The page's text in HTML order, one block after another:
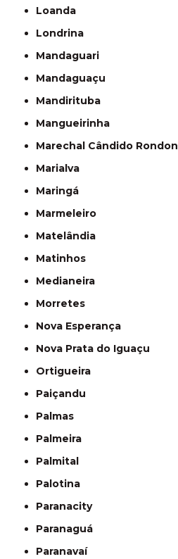
Loanda
Londrina
Mandaguari
Mandaguaçu
Mandirituba
Mangueirinha
Marechal Cândido Rondon
Marialva
Maringá
Marmeleiro
Matelândia
Matinhos
Medianeira
Morretes
Nova Esperança
Nova Prata do Iguaçu
Ortigueira
Paiçandu
Palmas
Palmeira
Palmital
Palotina
Paranacity
Paranaguá
Paranavaí